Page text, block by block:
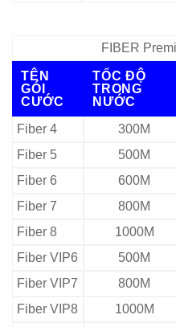
FIBER
TÊN
GÓI
CƯỚC
TỐC ĐỘ
TRONG
NƯỚC
Fiber 4
300M
Fiber 5
500M
Fiber 6
600M
Fiber 7
800M
Fiber 8
1000M
Fiber VIP6
500M
Fiber VIP7
800M
Fiber VIP8
1000M